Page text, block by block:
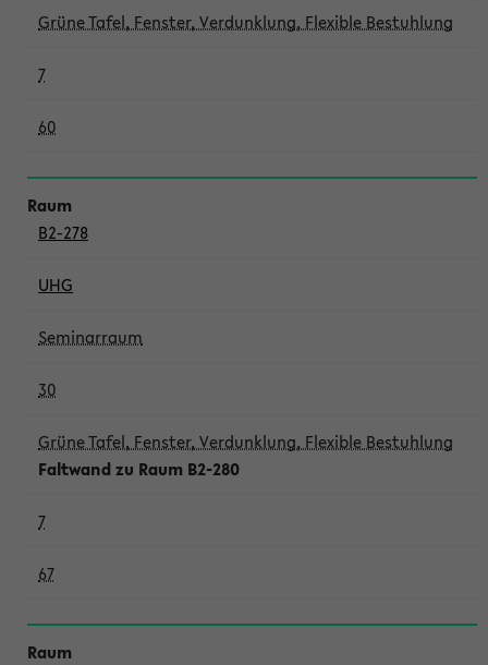
Grüne Tafel, Fenster, Verdunklung, Flexible Bestuhlung
7
60
B2-278
UHG
Seminarraum
30
Grüne Tafel, Fenster, Verdunklung, Flexible Bestuhlung
Faltwand zu Raum B2-280
7
67